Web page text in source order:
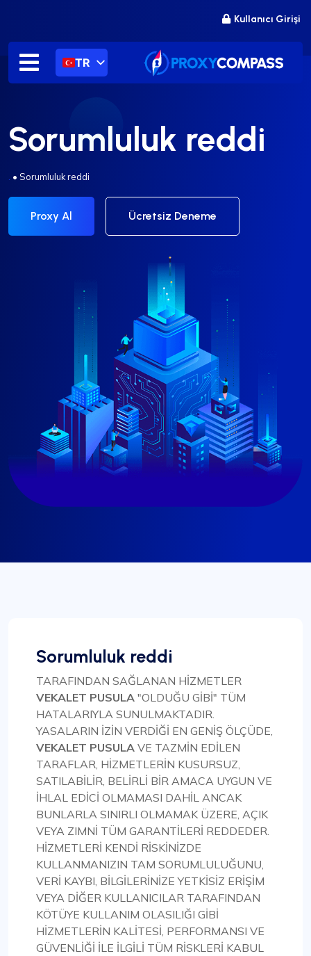
Kullanıcı Girişi
TR
Sorumluluk reddi
• Sorumluluk reddi
Proxy Al Ücretsiz Deneme
Sorumluluk reddi
TARAFINDAN SAĞLANAN HİZMETLER
VEKALET PUSULA "OLDUĞU GİBİ" TÜM
HATALARIYLA SUNULMAKTADIR.
YASALARIN İZİN VERDİĞİ EN GENİŞ ÖLÇÜDE,
VEKALET PUSULA VE TAZMİN EDİLEN
TARAFLAR, HİZMETLERİN KUSURSUZ,
SATILABİLİR, BELİRLİ BİR AMACA UYGUN VE
İHLAL EDİCİ OLMAMASI DAHİL ANCAK
BUNLARLA SINIRLI OLMAMAK ÜZERE, AÇIK
VEYA ZIMNİ TÜM GARANTİLERİ REDDEDER.
HİZMETLERİ KENDİ RİSKİNİZDE
KULLANMANIZIN TAM SORUMLULUĞUNU,
VERİ KAYBI, BİLGİLERİNİZE YETKİSİZ ERİŞİM
VEYA DİĞER KULLANICILAR TARAFINDAN
KÖTÜYE KULLANIM OLASILIĞI GİBİ
HİZMETLERİN KALİTESİ, PERFORMANSI VE
GÜVENLİĞİ İLE İLGİLİ TÜM RİSKLERİ KABUL